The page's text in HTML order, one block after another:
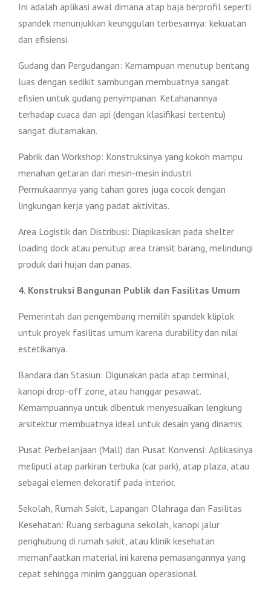
Ini adalah aplikasi awal dimana atap baja berprofil seperti
spandek menunjukkan keunggulan terbesarnya: kekuatan
dan efisiensi.
Gudang dan Pergudangan: Kemampuan menutup bentang
luas dengan sedikit sambungan membuatnya sangat
efisien untuk gudang penyimpanan. Ketahanannya
terhadap cuaca dan api (dengan klasifikasi tertentu)
sangat diutamakan.
Pabrik dan Workshop: Konstruksinya yang kokoh mampu
menahan getaran dari mesin-mesin industri.
Permukaannya yang tahan gores juga cocok dengan
lingkungan kerja yang padat aktivitas.
Area Logistik dan Distribusi: Diapikasikan pada shelter
loading dock atau penutup area transit barang, melindungi
produk dari hujan dan panas.
4. Konstruksi Bangunan Publik dan Fasilitas Umum
Pemerintah dan pengembang memilih spandek kliplok
untuk proyek fasilitas umum karena durability dan nilai
estetikanya.
Bandara dan Stasiun: Digunakan pada atap terminal,
kanopi drop-off zone, atau hanggar pesawat.
Kemampuannya untuk dibentuk menyesuaikan lengkung
arsitektur membuatnya ideal untuk desain yang dinamis.
Pusat Perbelanjaan (Mall) dan Pusat Konvensi: Aplikasinya
meliputi atap parkiran terbuka (car park), atap plaza, atau
sebagai elemen dekoratif pada interior.
Sekolah, Rumah Sakit, Lapangan Olahraga dan Fasilitas
Kesehatan: Ruang serbaguna sekolah, kanopi jalur
penghubung di rumah sakit, atau klinik kesehatan
memanfaatkan material ini karena pemasangannya yang
cepat sehingga minim gangguan operasional.